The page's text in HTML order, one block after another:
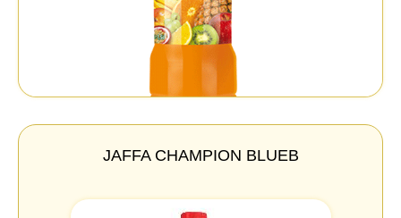
JAFFA CHAMPION BLUEB